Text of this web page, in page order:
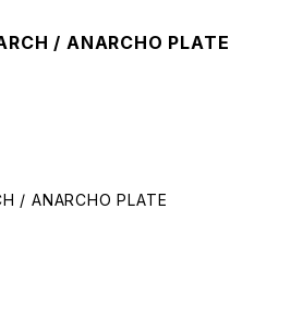
/ ANARCHO PLATE
/ ANARCHO PLATE